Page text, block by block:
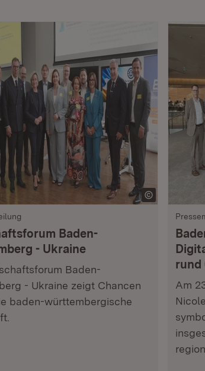
Baden-
- Ukraine
Baden-
- Ukraine zeigt Chancen
baden-württembergische
rund
Am